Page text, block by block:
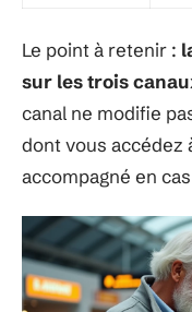
Le point à retenir :
sur les trois
canal ne modifie
dont vous accédez
accompagné en